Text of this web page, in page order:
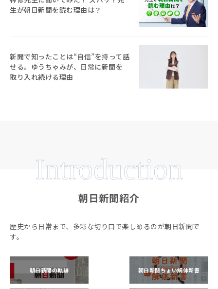
生が朝日新聞を読む理由は？
新聞で知ったことは“自信”を持って話
せる。ゆうちゃみが、日常に新聞を
取り入れ続ける理由
Introduction
朝日新聞紹介
歴史から日常まで、多彩な切り口で楽しめるのが朝日新聞で
す。
朝日新聞の軌跡 朝日新聞ちょい解体新書